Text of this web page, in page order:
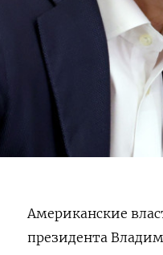
Американские
президента